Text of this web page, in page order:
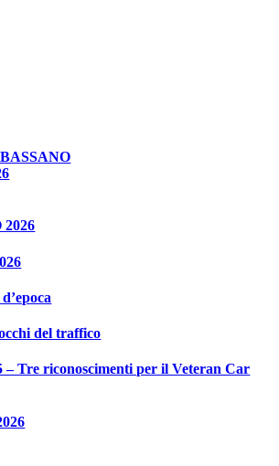
del traffico
– Tre riconoscimenti per il Veteran Car